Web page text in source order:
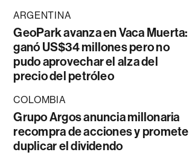
ARGENTINA
GeoPark avanza en Vaca Muerta:
ganó US$34 millones pero no
pudo aprovechar el alza del
precio del petróleo
COLOMBIA
Grupo Argos anuncia millonaria
recompra de acciones y promete
duplicar el dividendo